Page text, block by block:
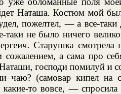
Наташа. Костюм мой
пожелтел, — а все-таки
не было ничего
Старушка смотрела
а сама про
господи помилуй и
(самовар кипел на
то вовсе, —